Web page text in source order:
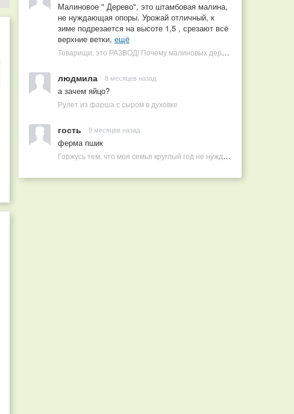
Малиновое " Дерево", это штамбовая малина,
не нуждающая опоры. Урожай отличный, к
зиме подрезается на высоте 1,5 , срезают всё
верхние ветки, ещё
Товарищи, это РАЗВОД! Почему малиновых деревьев не бывает, или Как ушлые продавцы наживаются на мечтах садоводов
людмила 8 месяцев назад
а зачем яйцо?
Рулет из фарша с сыром в духовке
гость 9 месяцев назад
ферма пшик
Горжусь тем, что моя семья круглый год не нуждается в покупных витаминах